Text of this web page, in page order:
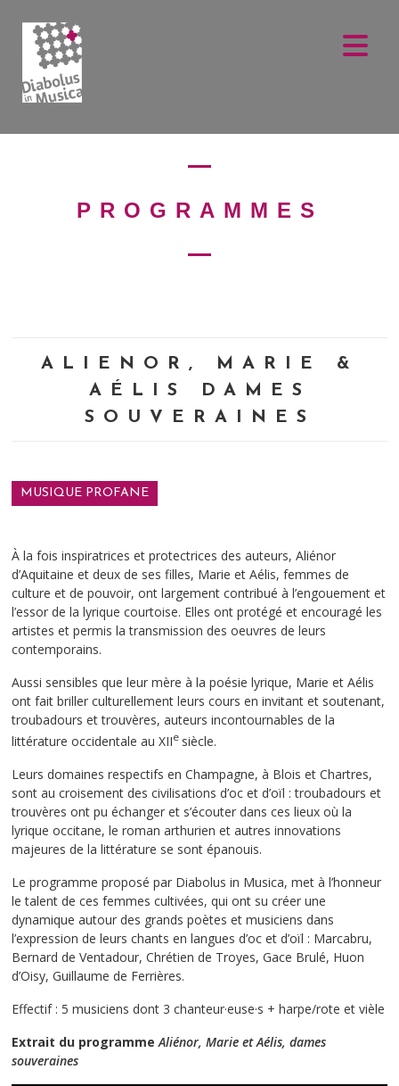
PROGRAMMES
ALIENOR, MARIE &
AÉLIS DAMES
SOUVERAINES
MUSIQUE PROFANE
À la fois inspiratrices et protectrices des auteurs, Aliénor
d’Aquitaine et deux de ses filles, Marie et Aélis, femmes de
culture et de pouvoir, ont largement contribué à l’engouement et
l’essor de la lyrique courtoise. Elles ont protégé et encouragé les
artistes et permis la transmission des oeuvres de leurs
contemporains.
Aussi sensibles que leur mère à la poésie lyrique, Marie et Aélis
ont fait briller culturellement leurs cours en invitant et soutenant,
troubadours et trouvères, auteurs incontournables de la
littérature occidentale au XIIe siècle.
Leurs domaines respectifs en Champagne, à Blois et Chartres,
sont au croisement des civilisations d’oc et d’oïl : troubadours et
trouvères ont pu échanger et s’écouter dans ces lieux où la
lyrique occitane, le roman arthurien et autres innovations
majeures de la littérature se sont épanouis.
Le programme proposé par Diabolus in Musica, met à l’honneur
le talent de ces femmes cultivées, qui ont su créer une
dynamique autour des grands poètes et musiciens dans
l’expression de leurs chants en langues d’oc et d’oïl : Marcabru,
Bernard de Ventadour, Chrétien de Troyes, Gace Brulé, Huon
d’Oisy, Guillaume de Ferrières.
Effectif : 5 musiciens dont 3 chanteur·euse·s + harpe/rote et vièle
Extrait du programme Aliénor, Marie et Aélis, dames
souveraines